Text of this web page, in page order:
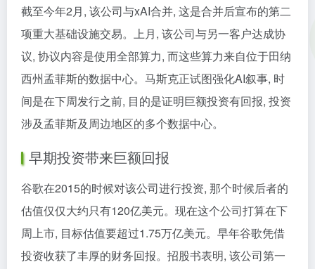
截至今年2月, 该公司与xAI合并, 这是合并后宣布的第二
项重大基础设施交易。上月, 该公司与另一客户达成协
议, 协议内容是使用全部算力, 而这些算力来自位于田纳
西州孟菲斯的数据中心。马斯克正试图强化AI叙事, 时
间是在下周发行之前, 目的是证明巨额投资有回报, 投资
涉及孟菲斯及周边地区的多个数据中心。
早期投资带来巨额回报
谷歌在2015的时候对该公司进行投资, 那个时候后者的
估值仅仅大约只有120亿美元。现在这个公司打算在下
周上市, 目标估值要超过1.75万亿美元。早年谷歌凭借
投资收获了丰厚的财务回报。招股书表明, 该公司第一